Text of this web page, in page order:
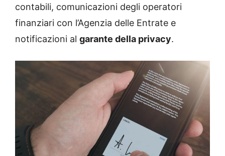
contabili, comunicazioni degli operatori
finanziari con l’Agenzia delle Entrate e
notificazioni al garante della privacy.